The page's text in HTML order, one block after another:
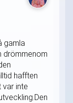
gamla
drömmenom
hafften
var inte